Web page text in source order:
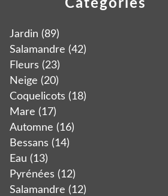
Catégories
Jardin (89)
Salamandre (42)
Fleurs (23)
Neige (20)
Coquelicots (18)
Mare (17)
Automne (16)
Bessans (14)
Eau (13)
Pyrénées (12)
Salamandre (12)